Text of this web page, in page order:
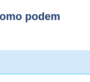
podem